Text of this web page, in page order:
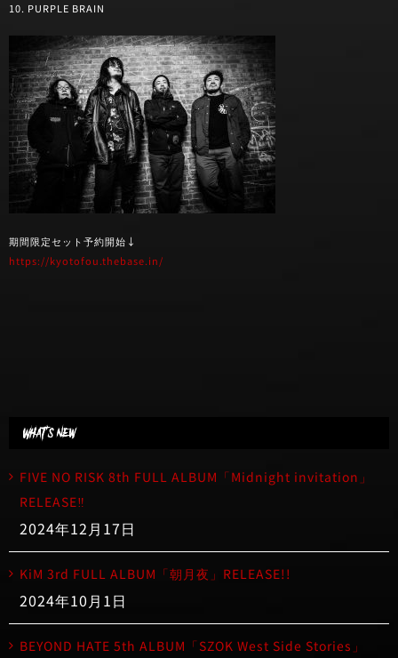
10. PURPLE BRAIN
期間限定セット予約開始↓
https://kyotofou.thebase.in/
What’s new
FIVE NO RISK 8th FULL ALBUM「Midnight invitation」
RELEASE‼︎
2024年12月17日
KiM 3rd FULL ALBUM「朝月夜」RELEASE!!
2024年10月1日
BEYOND HATE 5th ALBUM「SZOK West Side Stories」